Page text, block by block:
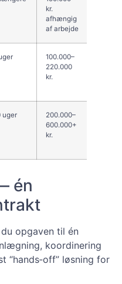
kr.
afhængig
af arbejde
100.000–
220.000
kr.
uger
200.000–
600.000+
kr.
én
opgaven til én
koordinering
“hands‑off” løsning for